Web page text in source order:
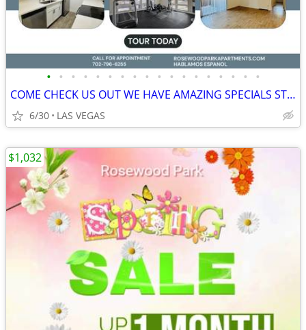
• • • • • • • • • • • • • • • • • •
COME CHECK US OUT WE HAVE AMAZING SPECIALS STUDIOOOO
6/30 LAS VEGAS
$1,032